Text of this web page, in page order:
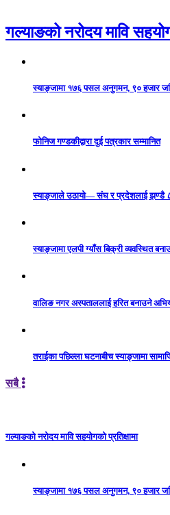
गल्याङको नरोदय मावि
स्याङ्जामा १७६ पसल अनुगमन, ९० हजार
फोनिज गण्डकीद्वारा दुई पत्रकार सम्मानित
स्याङ्जाले उठायो— संघ र प्रदेशलाई झण्डै
स्याङ्जामा एलपी ग्याँस बिक्री व्यवस्थित
वालिङ नगर अस्पताललाई हरित बनाउने
तराईका पछिल्ला घटनाबीच स्याङ्जामा
सबै
गल्याङको नरोदय मावि सहयोगको प्रतिक्षामा
स्याङ्जामा १७६ पसल अनुगमन, ९० हजार